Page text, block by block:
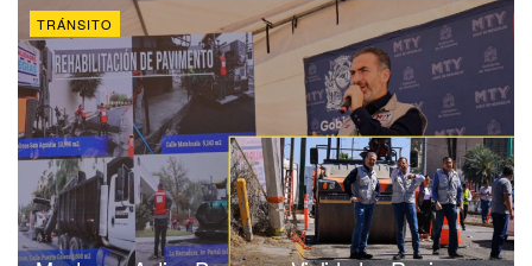
TRÁNSITO